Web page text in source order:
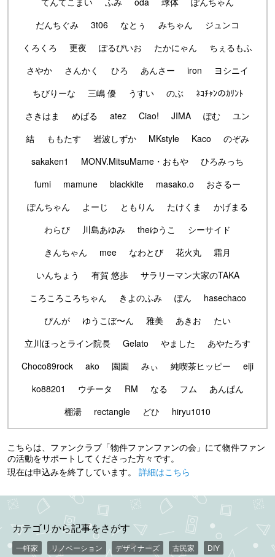
だんちぐみ
3t06 なとぅ みちゃん
ジュンコ
くろくろ
更夜 ぽるぴいお たかにゃん
ちぇるもふ
さやか
さんかく ひろ あんさー iron
ヨシニイ
ちびりーな
三嶋 優 うすい のぶ
ﾈｺﾁｬﾝのｶﾘﾝﾄ
さきはま
めばる atez Ciao! JIMA ぽむ
ユン
結
ももたす 岩波しずか MKstyle Kaco
のぞみ
sakaken1
MONV.MitsuMame・おもや
ひろみっち
fumi
mamune blackkite masako.o
おさるー
ぽんちゃん
よーじ ともりん たけくま
かげまる
わらび
川島あゆみ theゆうこ
シーサイド
きんちゃん
mee なわとび 花火丸
霜月
いんちょう
有賀 悠歩
サラリーマン大家のTAKA
ころころころちゃん
きよのふみ ぽん
hasechaco
ぴんが
ゆうこぼ〜ん 雅美 あきお
たい
立川ほっとライン院長
Gelato やました
あやたろす
Choco89rock
ako 園園 みぃ 純喫茶ヒッピー
eiji
ko88201
ウチータ RM なる フム
あんぱん
棚湯
rectangle どひ hiryu1010
こちらは、ファンクラブ「物件ファンファンの会」にて物件ファン
の活動をサポートしてくださった方々です。
現在は申込みを終了しています。 詳細はこちら
カテゴリから記事をさがす
一軒家 リノベーション デザイナーズ 古民家
DIY